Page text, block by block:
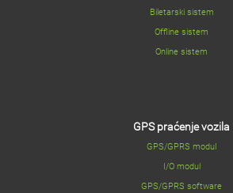
Biletarski sistem
Offline sistem
Online sistem
GPS praćenje vozila
GPS/GPRS modul
I/O modul
GPS/GPRS software